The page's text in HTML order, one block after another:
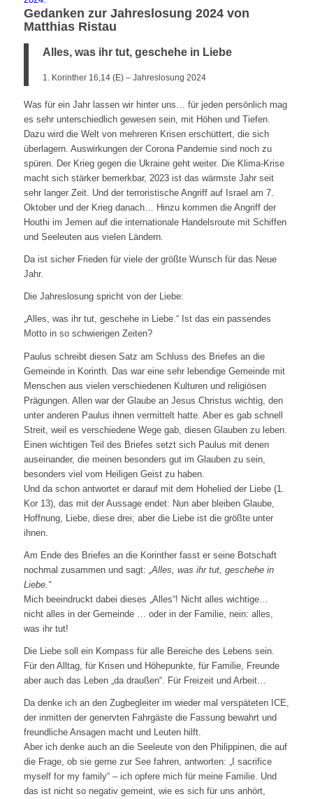
Gedanken zur Jahreslosung 2024 von
Matthias Ristau
Alles, was ihr tut, geschehe in Liebe
1. Korinther 16,14 (E) – Jahreslosung 2024
Was für ein Jahr lassen wir hinter uns… für jeden persönlich mag
es sehr unterschiedlich gewesen sein, mit Höhen und Tiefen.
Dazu wird die Welt von mehreren Krisen erschüttert, die sich
überlagern. Auswirkungen der Corona Pandemie sind noch zu
spüren. Der Krieg gegen die Ukraine geht weiter. Die Klima-Krise
macht sich stärker bemerkbar, 2023 ist das wärmste Jahr seit
sehr langer Zeit. Und der terroristische Angriff auf Israel am 7.
Oktober und der Krieg danach… Hinzu kommen die Angriff der
Houthi im Jemen auf die internationale Handelsroute mit Schiffen
und Seeleuten aus vielen Ländern.
Da ist sicher Frieden für viele der größte Wunsch für das Neue
Jahr.
Die Jahreslosung spricht von der Liebe:
„Alles, was ihr tut, geschehe in Liebe.“ Ist das ein passendes
Motto in so schwierigen Zeiten?
Paulus schreibt diesen Satz am Schluss des Briefes an die
Gemeinde in Korinth. Das war eine sehr lebendige Gemeinde mit
Menschen aus vielen verschiedenen Kulturen und religiösen
Prägungen. Allen war der Glaube an Jesus Christus wichtig, den
unter anderen Paulus ihnen vermittelt hatte. Aber es gab schnell
Streit, weil es verschiedene Wege gab, diesen Glauben zu leben.
Einen wichtigen Teil des Briefes setzt sich Paulus mit denen
auseinander, die meinen besonders gut im Glauben zu sein,
besonders viel vom Heiligen Geist zu haben.
Und da schon antwortet er darauf mit dem Hohelied der Liebe (1.
Kor 13), das mit der Aussage endet: Nun aber bleiben Glaube,
Hoffnung, Liebe, diese drei; aber die Liebe ist die größte unter
ihnen.
Am Ende des Briefes an die Korinther fasst er seine Botschaft
nochmal zusammen und sagt: „Alles, was ihr tut, geschehe in
Liebe.“
Mich beeindruckt dabei dieses „Alles“! Nicht alles wichtige…
nicht alles in der Gemeinde … oder in der Familie, nein: alles,
was ihr tut!
Die Liebe soll ein Kompass für alle Bereiche des Lebens sein.
Für den Alltag, für Krisen und Höhepunkte, für Familie, Freunde
aber auch das Leben „da draußen“. Für Freizeit und Arbeit…
Da denke ich an den Zugbegleiter im wieder mal verspäteten ICE,
der inmitten der genervten Fahrgäste die Fassung bewahrt und
freundliche Ansagen macht und Leuten hilft.
Aber ich denke auch an die Seeleute von den Philippinen, die auf
die Frage, ob sie gerne zur See fahren, antworten: „I sacrifice
myself for my family“ – ich opfere mich für meine Familie. Und
das ist nicht so negativ gemeint, wie es sich für uns anhört,